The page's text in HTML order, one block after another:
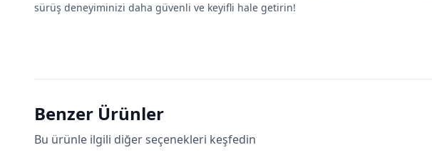
sürüş deneyiminizi daha güvenli ve keyifli hale getirin!
Benzer Ürünler
Bu ürünle ilgili diğer seçenekleri keşfedin